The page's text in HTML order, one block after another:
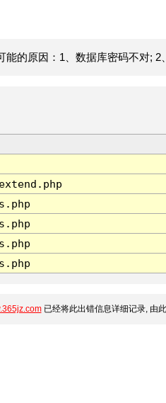
的原因：1、数据库密码不对; 2
已经将此出错信息详细记录, 由